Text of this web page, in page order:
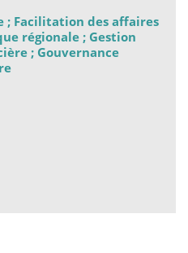
; Facilitation des affaires
régionale ; Gestion
; Gouvernance